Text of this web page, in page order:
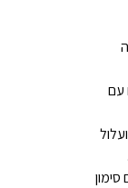
עם
סימון